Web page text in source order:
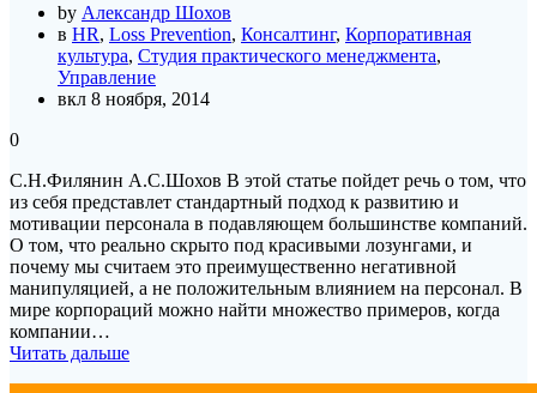
by Александр Шохов
в HR, Loss Prevention, Консалтинг, Корпоративная
культура, Студия практического менеджмента,
Управление
вкл 8 ноября, 2014
0
С.Н.Филянин А.С.Шохов В этой статье пойдет речь о том, что
из себя представлет стандартный подход к развитию и
мотивации персонала в подавляющем большинстве компаний.
О том, что реально скрыто под красивыми лозунгами, и
почему мы считаем это преимущественно негативной
манипуляцией, а не положительным влиянием на персонал. В
мире корпораций можно найти множество примеров, когда
компании…
Читать дальше